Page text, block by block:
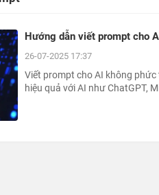
Hướng dẫn viết prompt cho
26-07-2025 17:37
Viết prompt cho AI không
hiệu quả với AI như ChatGPT,